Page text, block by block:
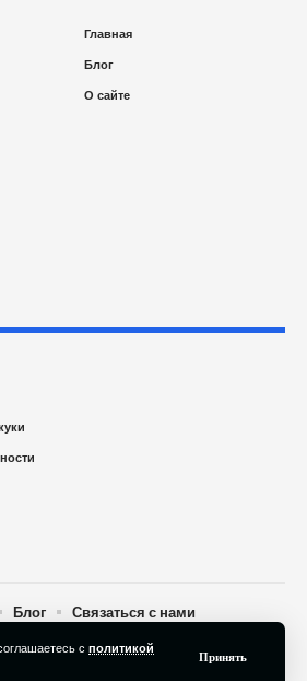
с политикой
Принять
Главная
Блог
О сайте
технологий сегодня. All Rights
Блог Связаться с нами